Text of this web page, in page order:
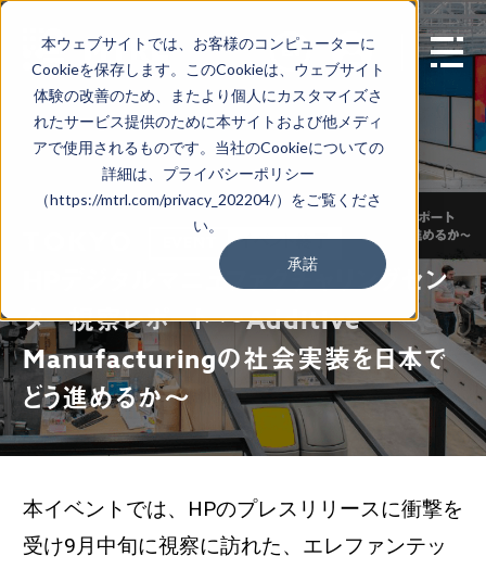
本ウェブサイトでは、お客様のコンピューターに
Cookieを保存します。このCookieは、ウェブサイト
体験の改善のため、またより個人にカスタマイズさ
れたサービス提供のために本サイトおよび他メディ
アで使用されるものです。当社のCookieについての
詳細は、プライバシーポリシー
（https://mtrl.com/privacy_202204/）をご覧くださ
い。
承諾
EN
イベント終了
HPデジタルマニュファクチャリングセン
ター視察レポート 〜Additive
Manufacturingの社会実装を日本で
どう進めるか〜
本イベントでは、HPのプレスリリースに衝撃を
受け9月中旬に視察に訪れた、エレファンテッ